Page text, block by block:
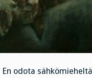
En odota